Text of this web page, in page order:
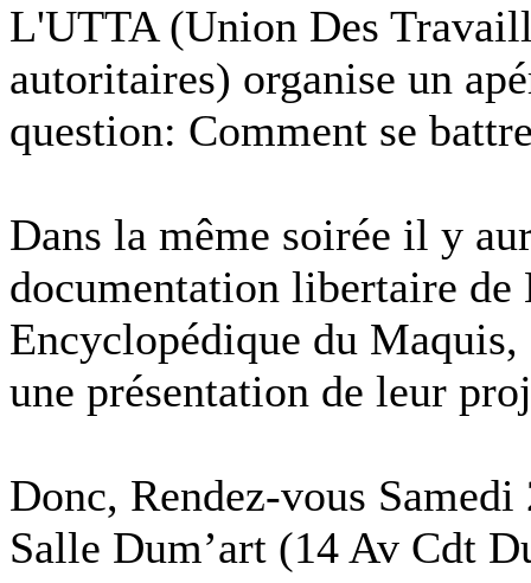
L'UTTA (Union Des
autoritaires) organise un
question: Comment se
Dans la même soirée il y
documentation libertaire
Encyclopédique du
une présentation de leur
Donc, Rendez-vous
Salle Dum’art (14 Av Cdt